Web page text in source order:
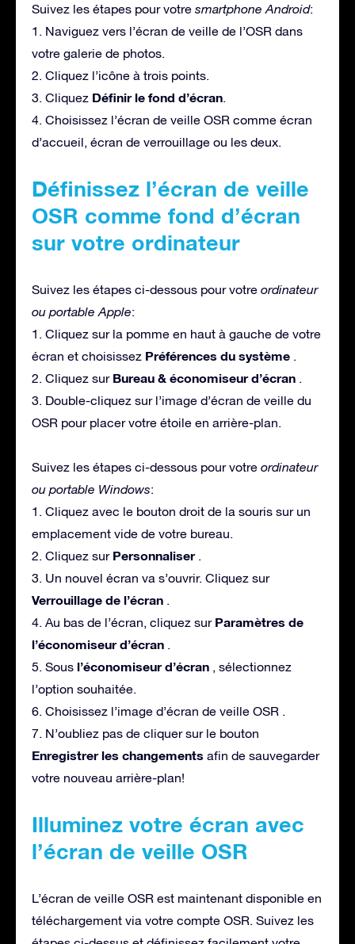
Suivez les étapes pour votre smartphone Android:
1. Naviguez vers l’écran de veille de l’OSR dans
votre galerie de photos.
2. Cliquez l’icône à trois points.
3. Cliquez Définir le fond d’écran
4. Choisissez l’écran de veille OSR comme écran
d’accueil, écran de verrouillage ou les deux.
Définissez l’écran de veille
OSR comme fond d’écran
sur votre ordinateur
Suivez les étapes ci-dessous pour votre ordinateur
ou portable Apple:
1. Cliquez sur la pomme en haut à gauche de votre
écran et choisissez Préférences du système
2. Cliquez sur Bureau & économiseur d’écran
3. Double-cliquez sur l’image d’écran de veille du
OSR pour placer votre étoile en arrière-plan.
Suivez les étapes ci-dessous pour votre ordinateur
ou portable Windows:
1. Cliquez avec le bouton droit de la souris sur un
emplacement vide de votre bureau.
2. Cliquez sur Personnaliser
3. Un nouvel écran va s’ouvrir. Cliquez sur
Verrouillage de l’écran
4. Au bas de l’écran, cliquez sur Paramètres de
l’économiseur d’écran
5. Sous l’économiseur d’écran
, sélectionnez
l’option souhaitée.
6. Choisissez l’image d’écran de veille OSR .
7. N’oubliez pas de cliquer sur le bouton
Enregistrer les changements afin de sauvegarder
votre nouveau arrière-plan!
Illuminez votre écran avec
l’écran de veille OSR
L’écran de veille OSR est maintenant disponible en
téléchargement via votre compte OSR. Suivez les